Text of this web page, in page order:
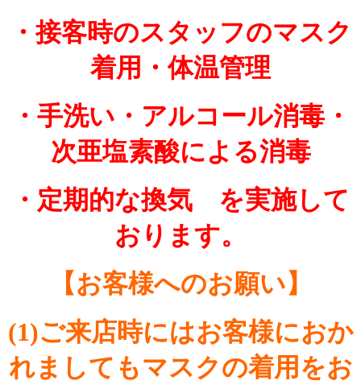
・接客時のスタッフのマスク
着用・体温管理
・手洗い・アルコール消毒・
次亜塩素酸による消毒
・定期的な換気 を実施して
おります。
【お客様へのお願い】
(1)ご来店時にはお客様におか
れましてもマスクの着用をお